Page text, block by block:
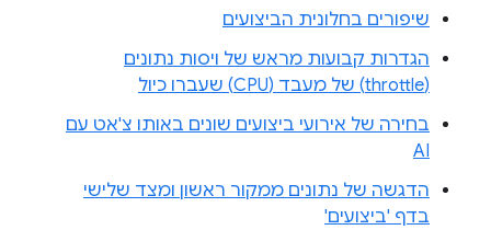
שיפורים בחלונית הביצועים
הגדרות קבועות מראש של ויסות נתונים
(throttle) של מעבד (CPU) שעברו כיול
בחירה של אירועי ביצועים שונים באותו צ'אט עם
AI
הדגשה של נתונים ממקור ראשון ומצד שלישי
בדף 'ביצועים'